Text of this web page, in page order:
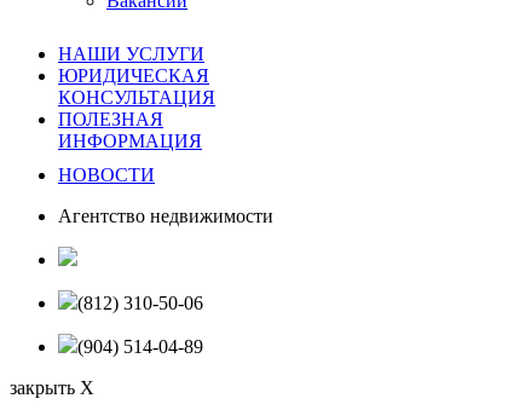
НАШИ УСЛУГИ
ЮРИДИЧЕСКАЯ
КОНСУЛЬТАЦИЯ
ПОЛЕЗНАЯ
ИНФОРМАЦИЯ
НОВОСТИ
Агентство недвижимости
(812) 310-50-06
(904) 514-04-89
закрыть X